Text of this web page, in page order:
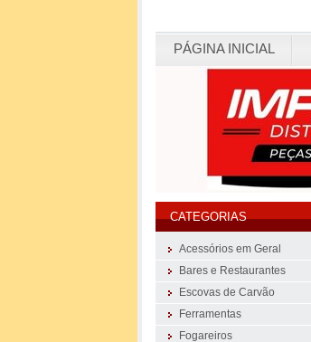
PÁGINA INICIAL
CATEGORIAS
Acessórios em Geral
Bares e Restaurantes
Escovas de Carvão
Ferramentas
Fogareiros